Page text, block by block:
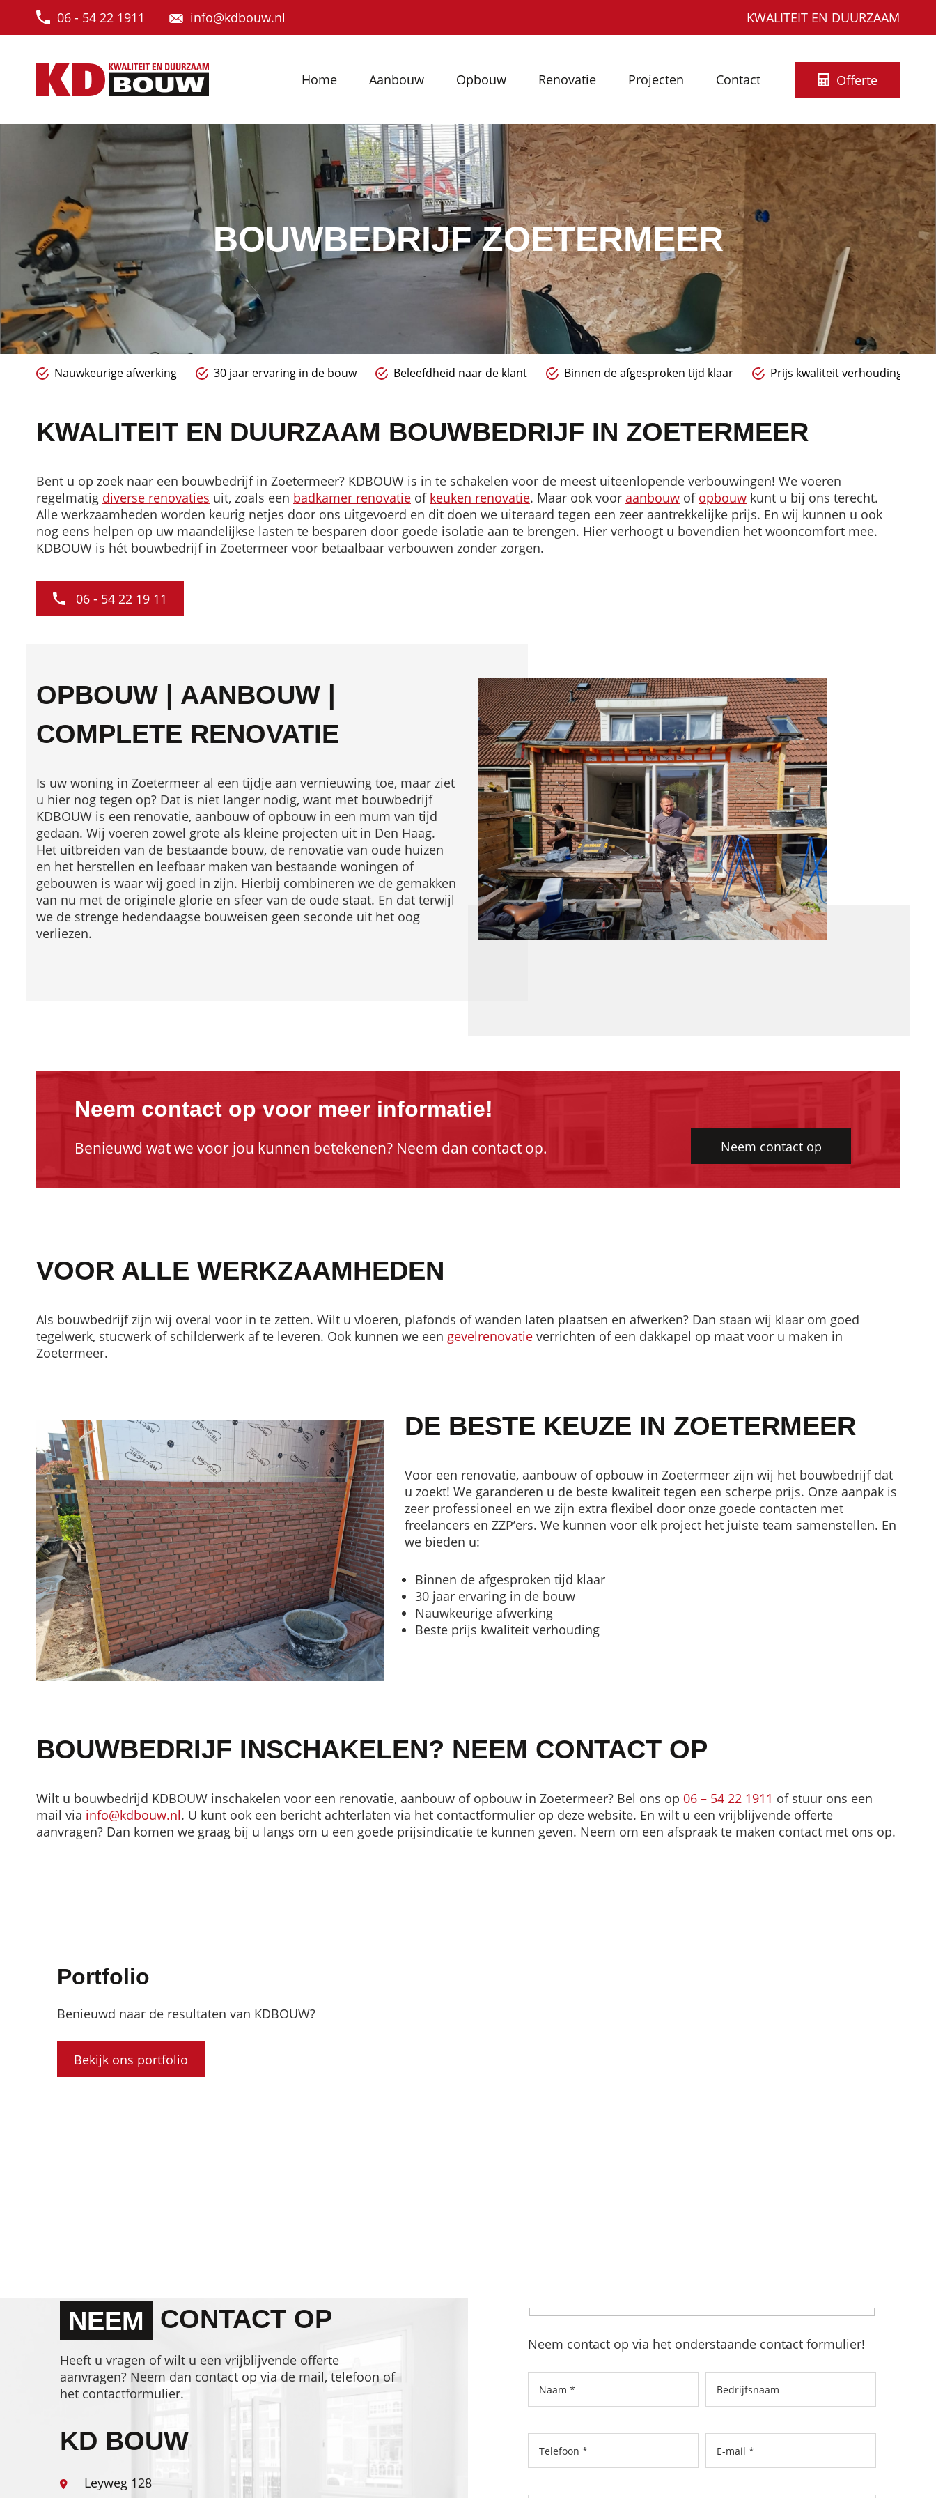
06 - 54 22 1911 info@kdbouw.nl KWALITEIT EN DUURZAAM
Home Aanbouw Opbouw Renovatie Projecten Contact Offerte
BOUWBEDRIJF ZOETERMEER
Nauwkeurige afwerking 30 jaar ervaring in de bouw Beleefdheid naar de klant Binnen de afgesproken tijd klaar Prijs kwaliteit verhouding
KWALITEIT EN DUURZAAM BOUWBEDRIJF IN ZOETERMEER
Bent u op zoek naar een bouwbedrijf in Zoetermeer? KDBOUW is in te schakelen voor de meest uiteenlopende verbouwingen! We voeren
regelmatig diverse renovaties uit, zoals een badkamer renovatie of keuken renovatie. Maar ook voor aanbouw of opbouw kunt u bij ons terecht.
Alle werkzaamheden worden keurig netjes door ons uitgevoerd en dit doen we uiteraard tegen een zeer aantrekkelijke prijs. En wij kunnen u ook
nog eens helpen op uw maandelijkse lasten te besparen door goede isolatie aan te brengen. Hier verhoogt u bovendien het wooncomfort mee.
KDBOUW is hét bouwbedrijf in Zoetermeer voor betaalbaar verbouwen zonder zorgen.
06 - 54 22 19 11
OPBOUW | AANBOUW |
COMPLETE RENOVATIE
Is uw woning in Zoetermeer al een tijdje aan vernieuwing toe, maar ziet
u hier nog tegen op? Dat is niet langer nodig, want met bouwbedrijf
KDBOUW is een renovatie, aanbouw of opbouw in een mum van tijd
gedaan. Wij voeren zowel grote als kleine projecten uit in Den Haag.
Het uitbreiden van de bestaande bouw, de renovatie van oude huizen
en het herstellen en leefbaar maken van bestaande woningen of
gebouwen is waar wij goed in zijn. Hierbij combineren we de gemakken
van nu met de originele glorie en sfeer van de oude staat. En dat terwijl
we de strenge hedendaagse bouweisen geen seconde uit het oog
verliezen.
Neem contact op voor meer informatie!
Benieuwd wat we voor jou kunnen betekenen? Neem dan contact op. Neem contact op
VOOR ALLE WERKZAAMHEDEN
Als bouwbedrijf zijn wij overal voor in te zetten. Wilt u vloeren, plafonds of wanden laten plaatsen en afwerken? Dan staan wij klaar om goed
tegelwerk, stucwerk of schilderwerk af te leveren. Ook kunnen we een gevelrenovatie verrichten of een dakkapel op maat voor u maken in
Zoetermeer.
DE BESTE KEUZE IN ZOETERMEER
Voor een renovatie, aanbouw of opbouw in Zoetermeer zijn wij het bouwbedrijf dat
u zoekt! We garanderen u de beste kwaliteit tegen een scherpe prijs. Onze aanpak is
zeer professioneel en we zijn extra flexibel door onze goede contacten met
freelancers en ZZP’ers. We kunnen voor elk project het juiste team samenstellen. En
we bieden u:
Binnen de afgesproken tijd klaar
30 jaar ervaring in de bouw
Nauwkeurige afwerking
Beste prijs kwaliteit verhouding
BOUWBEDRIJF INSCHAKELEN? NEEM CONTACT OP
Wilt u bouwbedrijd KDBOUW inschakelen voor een renovatie, aanbouw of opbouw in Zoetermeer? Bel ons op 06 – 54 22 1911 of stuur ons een
mail via info@kdbouw.nl. U kunt ook een bericht achterlaten via het contactformulier op deze website. En wilt u een vrijblijvende offerte
aanvragen? Dan komen we graag bij u langs om u een goede prijsindicatie te kunnen geven. Neem om een afspraak te maken contact met ons op.
Portfolio
Benieuwd naar de resultaten van KDBOUW?
Bekijk ons portfolio
NEEM CONTACT OP
Heeft u vragen of wilt u een vrijblijvende offerte
aanvragen? Neem dan contact op via de mail, telefoon of
het contactformulier.
KD BOUW
Leyweg 128
Neem contact op via het onderstaande contact formulier!